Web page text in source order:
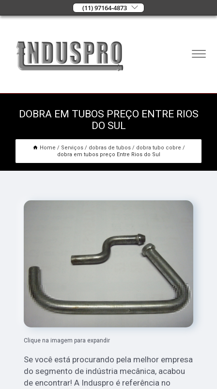
(11) 97164-4873
DOBRA EM TUBOS PREÇO ENTRE RIOS
DO SUL
Home Serviços dobras de tubos
dobra tubo cobre
dobra em tubos preço Entre Rios do Sul
Clique na imagem para expandir
Se você está procurando pela melhor empresa
do segmento de indústria mecânica, acabou
de encontrar! A Induspro é referência no